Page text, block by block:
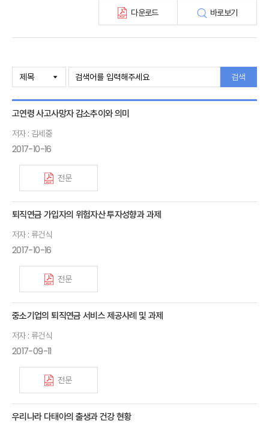
해외보험금융동향(종간)
다운로드 바로보기
검색
고연령 사고사망자 감소추이와 의미
저자 : 김세중
2017-10-16
전문
퇴직연금 가입자의 위험자산 투자성향과 과제
저자 : 류건식
2017-10-16
전문
중소기업의 퇴직연금 서비스 제공사례 및 과제
저자 : 류건식
2017-09-11
전문
우리나라 다태아의 출생과 건강 현황